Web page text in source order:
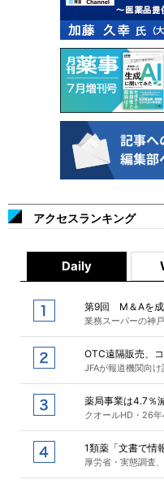
アクセスランキング
Daily
第9回 M＆Aを成
業務スーパーの神
OTC遠隔販売、
JFAが報道機関向
薬局事業は4.7％
クオールHD・26
1類薬「文書で情
厚労省・実態調査